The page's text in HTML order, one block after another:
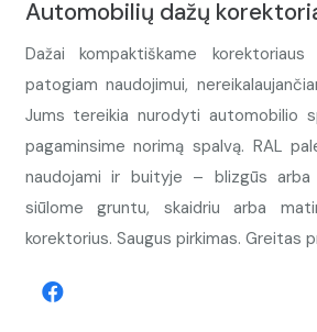
Automobilių dažų
Dažai kompaktiškame
patogiam naudojimui,
Jums tereikia nurodyti automobilio
pagaminsime norimą spalvą. RAL
naudojami ir buityje – blizgūs arba
siūlome gruntu, skaidriu arba
korektorius. Saugus pirkimas. Greitas